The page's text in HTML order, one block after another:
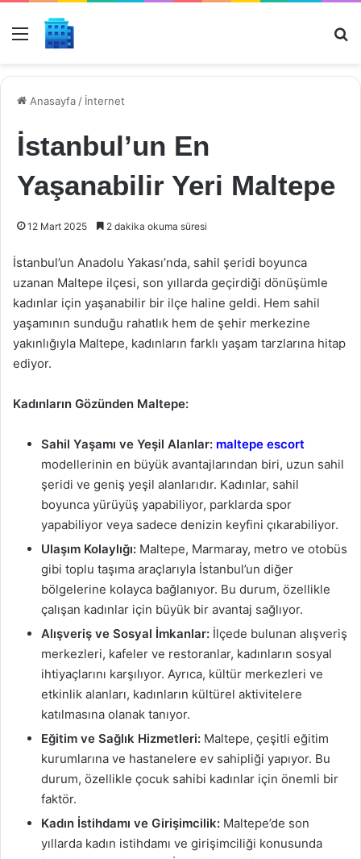
Menü
Anasayfa / İnternet
İstanbul’un En
Yaşanabilir Yeri Maltepe
12 Mart 2025 2 dakika okuma süresi
İstanbul’un Anadolu Yakası’nda, sahil şeridi boyunca
uzanan Maltepe ilçesi, son yıllarda geçirdiği dönüşümle
kadınlar için yaşanabilir bir ilçe haline geldi. Hem sahil
yaşamının sunduğu rahatlık hem de şehir merkezine
yakınlığıyla Maltepe, kadınların farklı yaşam tarzlarına hitap
ediyor.
Kadınların Gözünden Maltepe:
Sahil Yaşamı ve Yeşil Alanlar: maltepe escort
modellerinin en büyük avantajlarından biri, uzun sahil
şeridi ve geniş yeşil alanlarıdır. Kadınlar, sahil
boyunca yürüyüş yapabiliyor, parklarda spor
yapabiliyor veya sadece denizin keyfini çıkarabiliyor.
Ulaşım Kolaylığı: Maltepe, Marmaray, metro ve otobüs
gibi toplu taşıma araçlarıyla İstanbul’un diğer
bölgelerine kolayca bağlanıyor. Bu durum, özellikle
çalışan kadınlar için büyük bir avantaj sağlıyor.
Alışveriş ve Sosyal İmkanlar: İlçede bulunan alışveriş
merkezleri, kafeler ve restoranlar, kadınların sosyal
ihtiyaçlarını karşılıyor. Ayrıca, kültür merkezleri ve
etkinlik alanları, kadınların kültürel aktivitelere
katılmasına olanak tanıyor.
Eğitim ve Sağlık Hizmetleri: Maltepe, çeşitli eğitim
kurumlarına ve hastanelere ev sahipliği yapıyor. Bu
durum, özellikle çocuk sahibi kadınlar için önemli bir
faktör.
Kadın İstihdamı ve Girişimcilik: Maltepe’de son
yıllarda kadın istihdamı ve girişimciliği konusunda